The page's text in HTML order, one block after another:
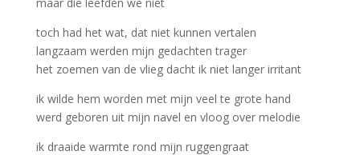
toch had het wat, dat niet kunnen vertalen
langzaam werden mijn gedachten trager
het zoemen van de vlieg dacht ik niet langer irritant
ik wilde hem worden met mijn veel te grote hand
werd geboren uit mijn navel en vloog over melodie
ik draaide warmte rond mijn ruggengraat